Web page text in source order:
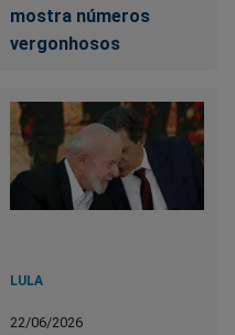
mostra números
vergonhosos
LULA
22/06/2026